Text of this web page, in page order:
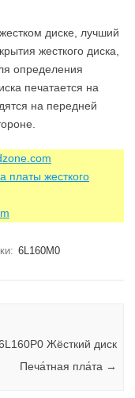
диске, лучший
жесткого диска,
определения
печатается на
на передней
платы жесткого
6L160M0
Жёсткий диск
Печа́тная пла́та →